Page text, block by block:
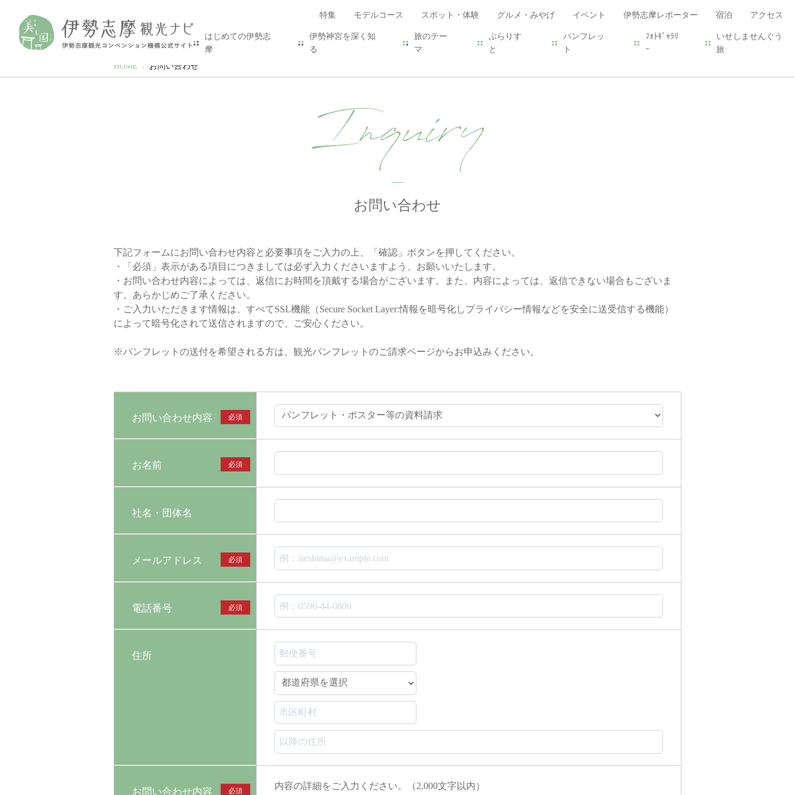
特集 モデルコース スポット・体験 グルメ・みやげ イベント 伊勢志摩レポーター 宿泊 アクセス
はじめての伊勢志
摩
伊勢神宮を深く知
る
旅のテー
マ
ぶらりす
と
パンフレッ
ト
ﾌｫﾄｷﾞｬﾗﾘ
ｰ
いせしませんぐう
旅
HOME
お問い合わせ
Inquiry
お問い合わせ
下記フォームにお問い合わせ内容と必要事項をご入力の上、「確認」ボタンを押してください。
・「必須」表示がある項目につきましては必ず入力くださいますよう、お願いいたします。
・お問い合わせ内容によっては、返信にお時間を頂戴する場合がございます。また、内容によっては、返信できない場合もございま
す。あらかじめご了承ください。
・ご入力いただきます情報は、すべてSSL機能（Secure Socket Layer:情報を暗号化しプライバシー情報などを安全に送受信する機能）
によって暗号化されて送信されますので、ご安心ください。
※パンフレットの送付を希望される方は、観光パンフレットのご請求ページからお申込みください。
お問い合わせ内容 必須
お名前 必須
社名・団体名
メールアドレス 必須
電話番号 必須
住所
お問い合わせ内容 必須 内容の詳細をご入力ください。（2,000文字以内）